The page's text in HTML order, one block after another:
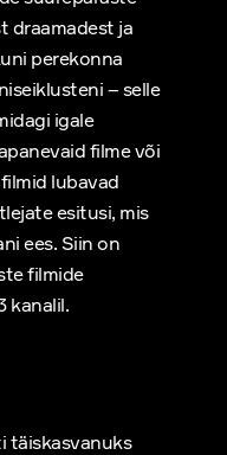
draamadest ja
perekonna
– selle
igale
filme või
lubavad
esitusi, mis
ees. Siin on
filmide
kanalil.
täiskasvanuks